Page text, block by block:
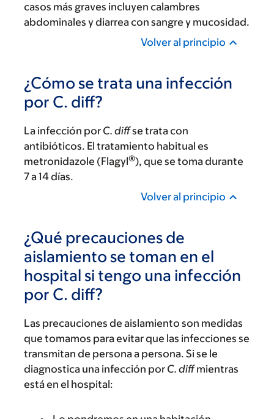
casos más graves incluyen calambres
abdominales y diarrea con sangre y mucosidad.
Volver al principio
¿Cómo se trata una infección
por C. diff?
La infección por C. diffse trata con
antibióticos. El tratamiento habitual es
metronidazole (Flagyl®), que se toma durante
7 a 14 días.
Volver al principio
¿Qué precauciones de
aislamiento se toman en el
hospital si tengo una infección
por C. diff?
Las precauciones de aislamiento son medidas
que tomamos para evitar que las infecciones se
transmitan de persona a persona. Si se le
diagnostica una infección por C. diffmientras
está en el hospital: